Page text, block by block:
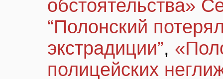
обстоятельства»
“Полонский
экстрадиции”,
полицейских